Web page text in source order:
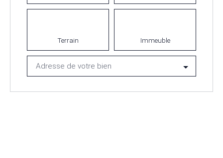
Terrain Immeuble
Adresse de votre bien